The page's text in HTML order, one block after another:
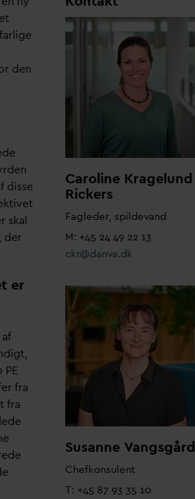
den
disse
skal
der
er
fra
fra
Caroline Kragelund
Rickers
Fagleder, spildevand
M: +45 24 49 22 13
ckr@danva.dk
Susanne Vangsgård
Chefkonsulent
T: +45 87 93 35 10